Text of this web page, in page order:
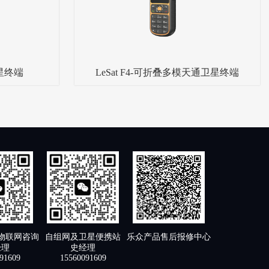
终端 LeSat F4-可折叠多模天通卫星终端
联网咨询
自组网及卫星便携站
史经理
15560091609
乐众产品售后报修中心